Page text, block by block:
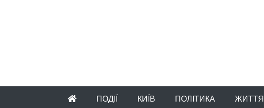
ПОДІЇ КИЇВ ПОЛІТИКА ЖИТТЯ